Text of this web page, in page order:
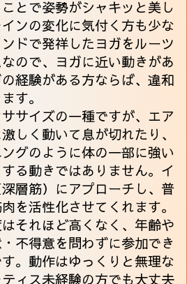
とで姿勢がシャキッと美し
ンの変化に気付く方も少な
ドで発祥したヨガをルーツ
ので、ヨガに近い動きがあ
経験がある方ならば、違和
す。
サイズの一種ですが、エア
しく動いて息が切れたり、
グのように体の一部に強い
る動きではありません。イ
層筋）にアプローチし、普
を活性化させてくれます。
それほど高くなく、年齢や
不得意を問わずに参加でき
。動作はゆっくりと無理な
ィス未経験の方でも大丈夫